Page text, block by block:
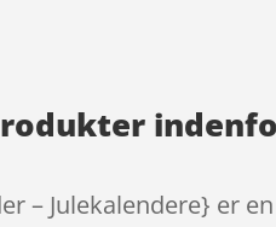
– Julekalendere} er